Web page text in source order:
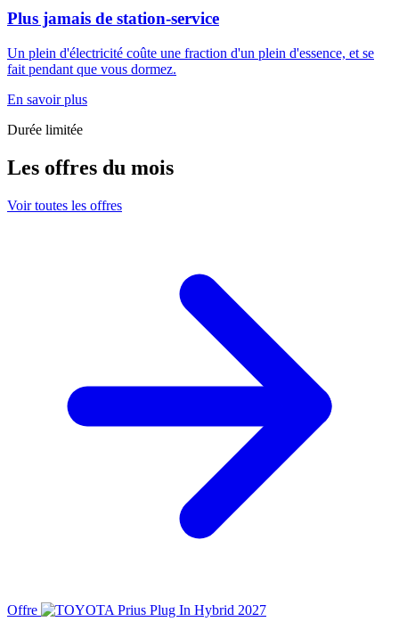
Plus jamais de station-service
Un plein d'électricité coûte une fraction d'un plein d'essence, et se
fait pendant que vous dormez.
En savoir plus
Durée limitée
Les offres du mois
Voir toutes les offres
Offre